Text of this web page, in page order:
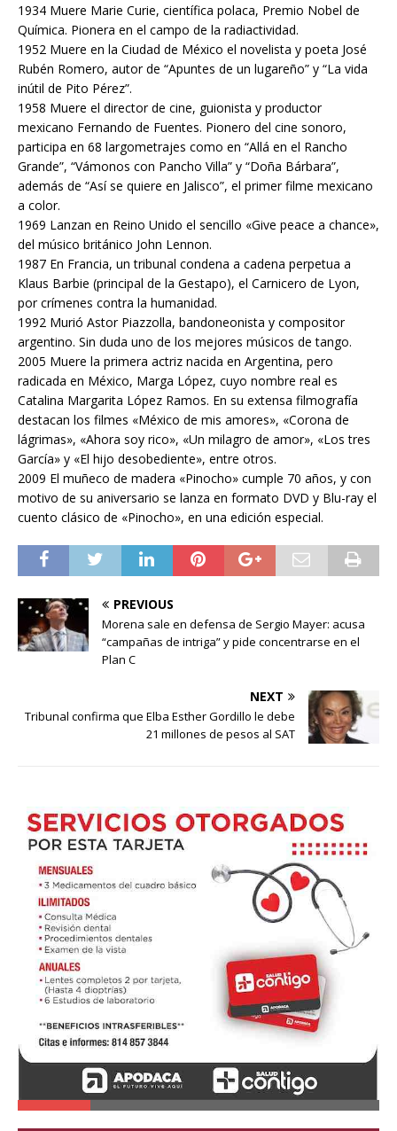
1934 Muere Marie Curie, científica polaca, Premio Nobel de
Química. Pionera en el campo de la radiactividad.
1952 Muere en la Ciudad de México el novelista y poeta José
Rubén Romero, autor de “Apuntes de un lugareño” y “La vida
inútil de Pito Pérez”.
1958 Muere el director de cine, guionista y productor
mexicano Fernando de Fuentes. Pionero del cine sonoro,
participa en 68 largometrajes como en “Allá en el Rancho
Grande”, “Vámonos con Pancho Villa” y “Doña Bárbara”,
además de “Así se quiere en Jalisco”, el primer filme mexicano
a color.
1969 Lanzan en Reino Unido el sencillo «Give peace a chance»,
del músico británico John Lennon.
1987 En Francia, un tribunal condena a cadena perpetua a
Klaus Barbie (principal de la Gestapo), el Carnicero de Lyon,
por crímenes contra la humanidad.
1992 Murió Astor Piazzolla, bandoneonista y compositor
argentino. Sin duda uno de los mejores músicos de tango.
2005 Muere la primera actriz nacida en Argentina, pero
radicada en México, Marga López, cuyo nombre real es
Catalina Margarita López Ramos. En su extensa filmografía
destacan los filmes «México de mis amores», «Corona de
lágrimas», «Ahora soy rico», «Un milagro de amor», «Los tres
García» y «El hijo desobediente», entre otros.
2009 El muñeco de madera «Pinocho» cumple 70 años, y con
motivo de su aniversario se lanza en formato DVD y Blu-ray el
cuento clásico de «Pinocho», en una edición especial.
PREVIOUS
Morena sale en defensa de Sergio Mayer: acusa
“campañas de intriga” y pide concentrarse en el
Plan C
NEXT
Tribunal confirma que Elba Esther Gordillo le debe
21 millones de pesos al SAT